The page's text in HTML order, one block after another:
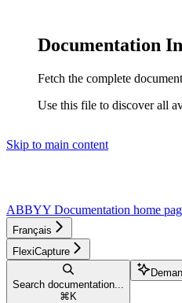
Documentation
Fetch the complete
Use this file to discover all
Skip to main content
ABBYY Documentation home
Français
FlexiCapture
Search documentation...
⌘ K